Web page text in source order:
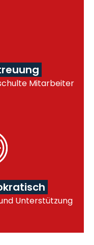
Mitarbeiter
Unterstützung